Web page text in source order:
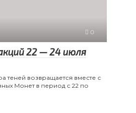
0
22 — 24 июля
теней возвращается вместе с
Монет в период с 22 по